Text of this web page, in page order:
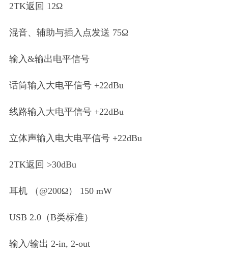
2TK返回 12Ω
混音、辅助与插入点发送 75Ω
输入&输出电平信号
话筒输入大电平信号 +22dBu
线路输入大电平信号 +22dBu
立体声输入电大电平信号 +22dBu
2TK返回 >30dBu
耳机 （@200Ω） 150 mW
USB 2.0（B类标准）
输入/输出 2-in, 2-out